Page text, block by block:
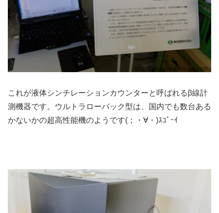
これが液体シンチレーションカウンターと呼ばれるβ線計
測機器です。ウルトラローバック型は、国内でも数台ある
かないかの超高性能機のようです(；・∀・)ｽｺﾞｰｲ